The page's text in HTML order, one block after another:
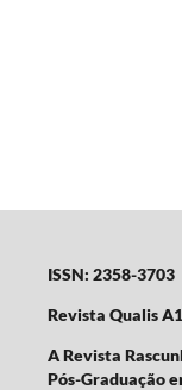
ISSN: 2358-3703
Revista Qualis
A Revista
Pós-Graduação